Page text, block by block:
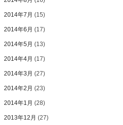
2014年7月 (15)
2014年6月 (17)
2014年5月 (13)
2014年4月 (17)
2014年3月 (27)
2014年2月 (23)
2014年1月 (28)
2013年12月 (27)